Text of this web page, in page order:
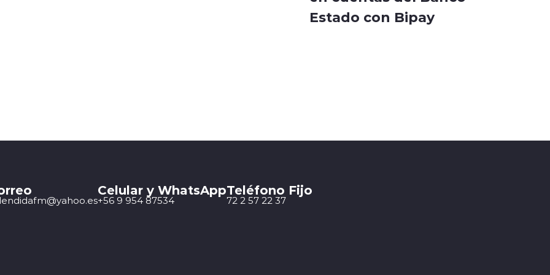
Estado con Bipay
Celular y WhatsApp
+56 9 954 87534
Teléfono Fijo
72 2 57 22 37